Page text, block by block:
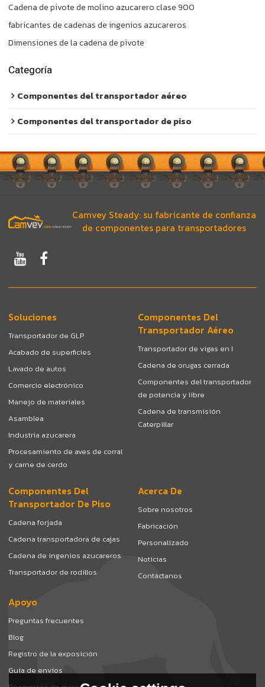
Cadena de pivote de molino azucarero clase 900
fabricantes de cadenas de ingenios azucareros
Dimensiones de la cadena de pivote
Categoría
Componentes del transportador aéreo
Componentes del transportador de piso
Camvey Steady: su fabricante de confianza
de componentes para transportadores
Soluciones
Transportador de GLP
Acabado de superficies
Lavado de autos
Comercio electrónico
Manejo de materiales
Asamblea
Industria azucarera
Procesamiento de aves de corral
y carne de cerdo
Componentes Del
Transportador Aéreo
Transportador de vigas en I
Cadena de orugas cerrada
Componentes del transportador
de potencia y libre
Cadena de transmisión
Caterpillar
Componentes Del
Transportador De Piso
Cadena forjada
Cadena transportadora de cajas
Cadena de ingenios azucareros
Transportador de rodillos
Acerca De
Sobre nosotros
Fabricación
Personalizado
Noticias
Contáctanos
Apoyo
Preguntas frecuentes
Blog
Registro de la exposición
Guía de envíos